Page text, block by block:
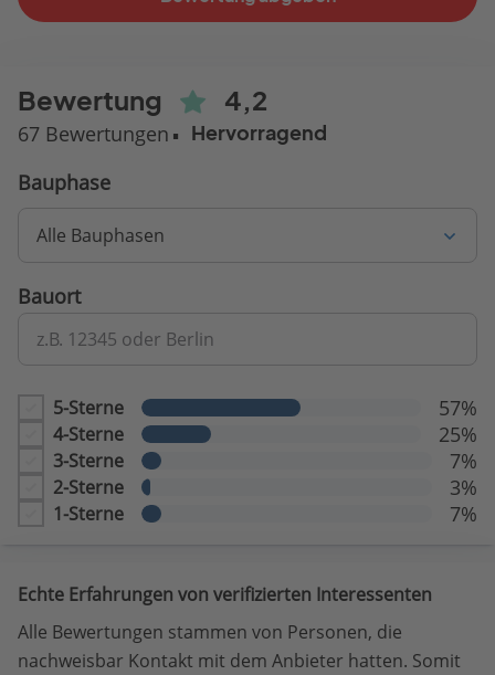
Bewertung 4,2
67 Bewertungen Hervorragend
Bauphase
Alle Bauphasen
Bauort
z.B. 12345 oder Berlin
5-Sterne 57%
4-Sterne 25%
3-Sterne 7%
2-Sterne 3%
1-Sterne 7%
Echte Erfahrungen von verifizierten Interessenten
Alle Bewertungen stammen von Personen, die
nachweisbar Kontakt mit dem Anbieter hatten. Somit